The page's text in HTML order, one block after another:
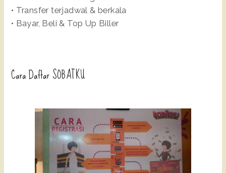
• Transfer terjadwal & berkala
• Bayar, Beli & Top Up Biller
Cara Daftar SOBATKU